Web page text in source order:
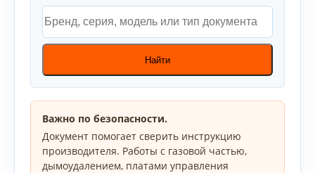
Найти
Важно по безопасности.
Документ помогает сверить инструкцию
производителя. Работы с газовой частью,
дымоудалением, платами управления